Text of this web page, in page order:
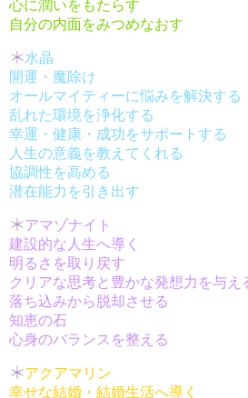
心に潤いをもたらす
自分の内面をみつめなおす
水晶
開運・魔除け
オールマイティーに悩みを解決する
乱れた環境を浄化する
幸運・健康・成功をサポートする
人生の意義を教えてくれる
協調性を高める
潜在能力を引き出す
アマゾナイト
建設的な人生へ導く
明るさを取り戻す
クリアな思考と豊かな発想力を与え
落ち込みから脱却させる
知恵の石
心身のバランスを整える
アクアマリン
幸せな結婚・結婚生活へ導く